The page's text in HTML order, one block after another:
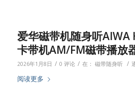
爱华磁带机随身听AIWA
卡带机AM/FM磁带播放
2026年1月8日 / 0 评论 / 在： 磁带随身听 /
阅读更多